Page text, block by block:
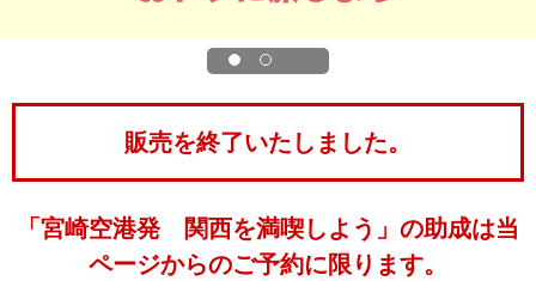
販売を終了いたしました。
「宮崎空港発 関西を満喫しよう」の助成は当
ページからのご予約に限ります。